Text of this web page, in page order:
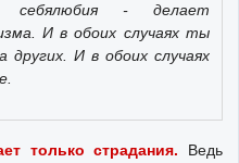
себялюбия - делает
И в обоих случаях ты
И в обоих случаях
только страдания. Ведь